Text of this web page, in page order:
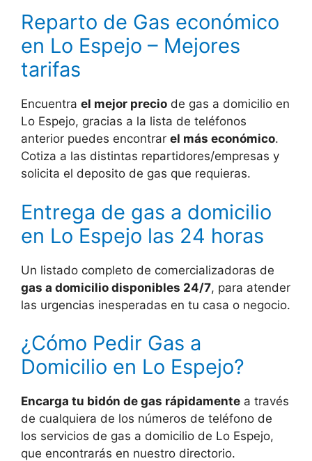
Reparto de Gas económico
en Lo Espejo – Mejores
tarifas
Encuentra el mejor precio de gas a domicilio en
Lo Espejo, gracias a la lista de teléfonos
anterior puedes encontrar el más económico.
Cotiza a las distintas repartidores/empresas y
solicita el deposito de gas que requieras.
Entrega de gas a domicilio
en Lo Espejo las 24 horas
Un listado completo de comercializadoras de
gas a domicilio disponibles 24/7, para atender
las urgencias inesperadas en tu casa o negocio.
¿Cómo Pedir Gas a
Domicilio en Lo Espejo?
Encarga tu bidón de gas rápidamente a través
de cualquiera de los números de teléfono de
los servicios de gas a domicilio de Lo Espejo,
que encontrarás en nuestro directorio.